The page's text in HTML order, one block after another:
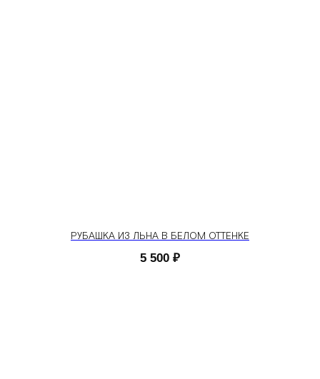
РУБАШКА ИЗ ЛЬНА В БЕЛОМ ОТТЕНКЕ
5 500 ₽